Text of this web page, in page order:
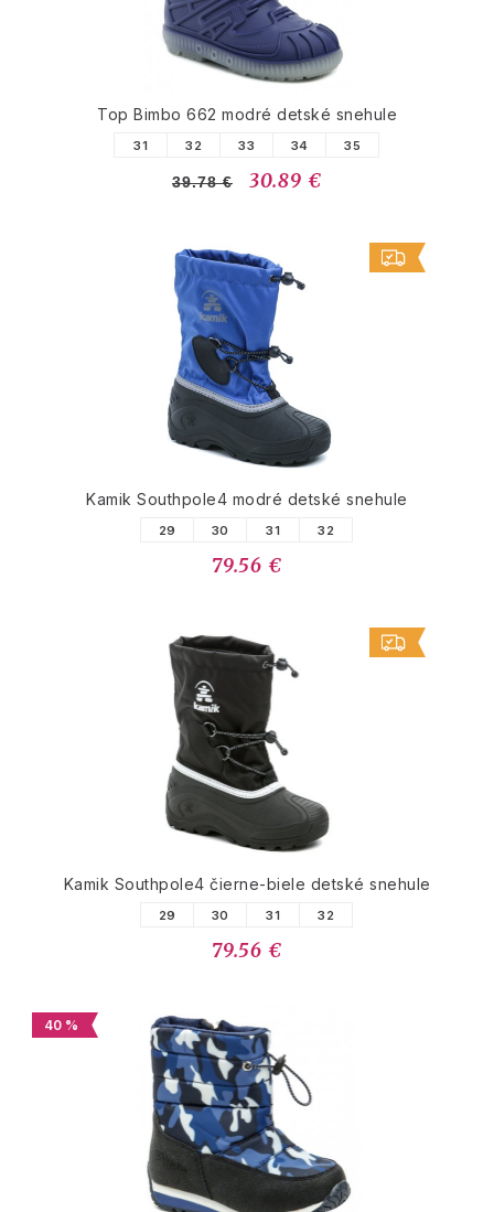
Top Bimbo 662 modré detské snehule
31 32 33 34 35
39.78 € 30.89 €
Kamik Southpole4 modré detské snehule
29 30 31 32
79.56 €
Kamik Southpole4 čierne-biele detské snehule
29 30 31 32
79.56 €
40 %